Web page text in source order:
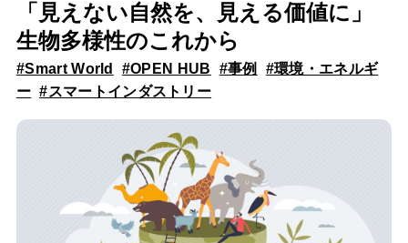
「見えない自然を、見える価値に」
生物多様性のこれから
#Smart World #OPEN HUB #事例
#環境・エネルギ
ー #スマートインダストリー